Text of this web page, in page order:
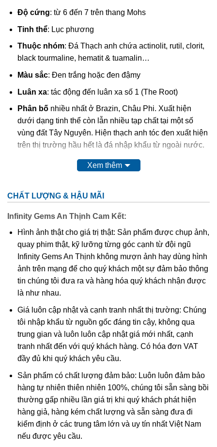
Độ cứng: từ 6 đến 7 trên thang Mohs
Tinh thể: Lục phương
Thuộc nhóm: Đá Thạch anh chứa actinolit, rutil, clorit,
black tourmaline, hematit & tuamalin…
Màu sắc: Đen trắng hoặc đen đậmy
Luân xa: tác động đến luân xa số 1 (The Root)
Phân bốnhiều nhất ở Brazin, Châu Phi. Xuất hiện
dưới dạng tinh thể còn lẫn nhiều tạp chất tại một số
vùng đất Tây Nguyên. Hiện thạch anh tóc đen xuất hiện
trên thị trường hầu hết là đá nhập khẩu từ ngoài nước.
Thạch anh tóc đen
ví như là viên đá của vũ trụ. Là viên đá của tâm linh, quyền
năng mang đến nhiều tính năng ưu việt cho sức khỏe với
nguồn năng lượng tích cực cho người sử dụng.
Thạch anh tóc do chưa nhiều chất Black Tourmaline hình thành
nên sợi tóc màu đen
Công dụng thạch anh tóc đen trong phong
thủy
Là một loại đá phong thủy có chứa trường năng lượng
Xem thêm
CHẤT LƯỢNG & HẬU MÃI
Infinity Gems An Thịnh Cam Kết:
Hình ảnh thật cho giá trị thật: Sản phẩm được chụp ảnh,
quay phim thật, kỹ lưỡng từng góc cạnh từ đội ngũ
Infinity Gems An Thịnh không mượn ảnh hay dùng hình
ảnh trên mạng để cho quý khách một sự đảm bảo thông
tin chúng tôi đưa ra và hàng hóa quý khách nhận được
là như nhau.
Giá luôn cập nhật và cạnh tranh nhất thị trường: Chúng
tôi nhập khẩu từ nguồn gốc đáng tin cậy, không qua
trung gian và luôn luôn cập nhật giá mới nhất, cạnh
tranh nhất đến với quý khách hàng. Có hóa đơn VAT
đầy đủ khi quý khách yêu cầu.
Sản phẩm có chất lượng đảm bảo: Luôn luôn đảm bảo
hàng tự nhiên thiên nhiên 100%, chúng tôi sẵn sàng bồi
thường gấp nhiều lần giá trị khi quý khách phát hiện
hàng giả, hàng kém chất lượng và sẵn sàng đưa đi
kiểm định ở các trung tâm lớn và uy tín nhất Việt Nam
nếu được yêu cầu.